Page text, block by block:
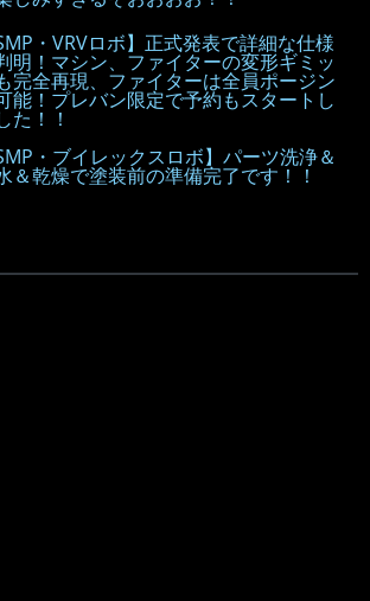
SMP・VRVロボ】正式発表で詳細な仕様
明！マシン、ファイターの変形ギミッ
完全再現、ファイターは全員ポージン
能！プレバン限定で予約もスタートし
た！！
SMP・ブイレックスロボ】パーツ洗浄＆
＆乾燥で塗装前の準備完了です！！